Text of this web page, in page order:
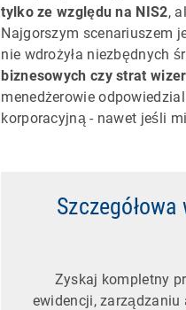
tylko ze względu na NIS2,
Najgorszym scenariuszem
nie wdrożyła niezbędnych
biznesowych czy strat
menedżerowie
korporacyjną - nawet jeśli
Zyskaj kompletny
ewidencji,